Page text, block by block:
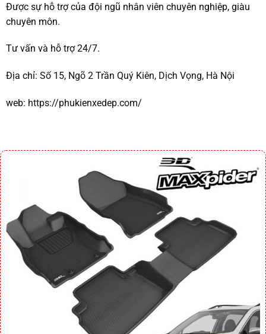
Được sự hỗ trợ của đội ngũ nhân viên chuyên nghiệp, giàu
chuyên môn.
Tư vấn và hỗ trợ 24/7.
Địa chỉ: Số 15, Ngõ 2 Trần Quý Kiên, Dịch Vọng, Hà Nội
web: https://phukienxedep.com/